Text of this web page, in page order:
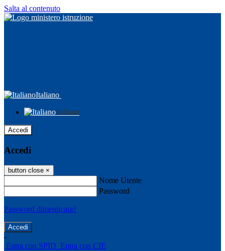
Salta al contenuto
Italiano
Italiano
Accedi
Accedi
button close ×
Nome Utente
Password
Password dimenticata?
-
Entra con SPID Entra con CIE